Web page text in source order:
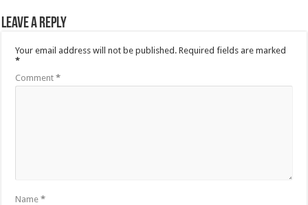
Leave a Reply
Your email address will not be published. Required fields are marked
*
Comment*
Name*